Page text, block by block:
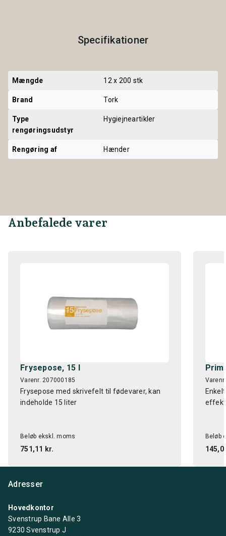
Specifikationer
Mængde 12 x 200 stk
Brand Tork
Type
rengøringsudstyr
Hygiejneartikler
Rengøring af Hænder
Anbefalede varer
Frysepose, 15 l
Varenr. 207000185
Frysepose med skrivefelt til fødevarer, kan
indeholde 15 liter
Beløb ekskl. moms
751,11 kr.
Beløb
Adresser
Hovedkontor
Svenstrup Bane Alle 3
9230 Svenstrup J